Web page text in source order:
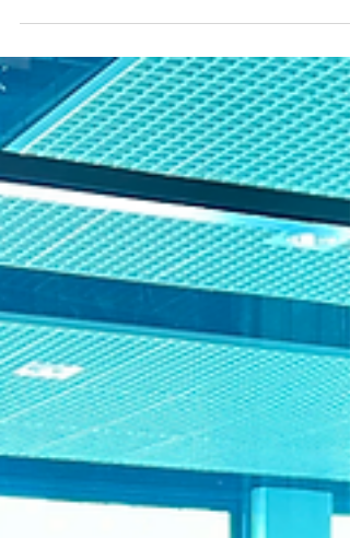
H.J.Unkel Thailand ร่วมฉลองครบรอบ
100 ปี H.J.Unkel Group และเข้าร่วม
งาน CHINACOAT ที่นครเซี่ยงไฮ้
ประเทศจีน